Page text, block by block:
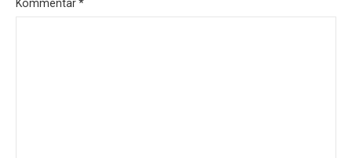
Kommentar*